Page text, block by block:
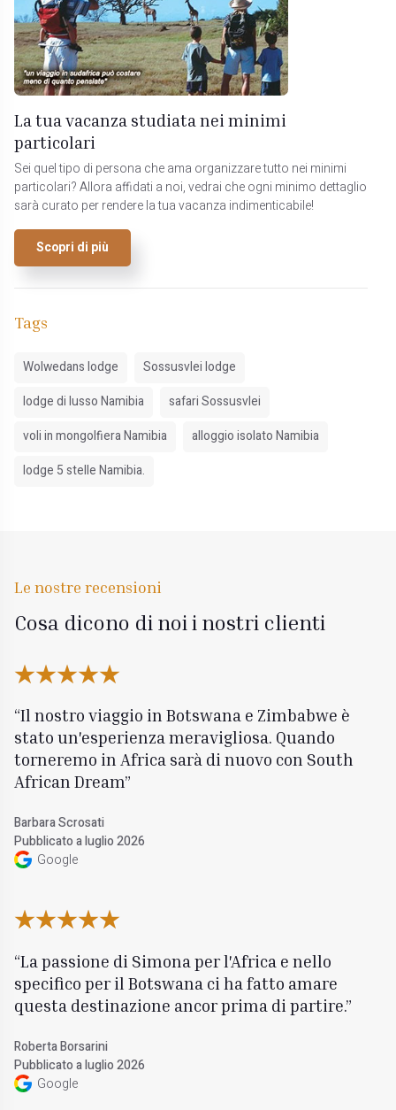
La tua vacanza studiata nei minimi
particolari
Sei quel tipo di persona che ama organizzare tutto nei minimi
particolari? Allora affidati a noi, vedrai che ogni minimo dettaglio
sarà curato per rendere la tua vacanza indimenticabile!
Scopri di più
Tags
Wolwedans lodge
Sossusvlei lodge
lodge di lusso Namibia
safari Sossusvlei
voli in mongolfiera Namibia
alloggio isolato Namibia
lodge 5 stelle Namibia.
Le nostre recensioni
Cosa dicono di noi i nostri clienti
Il nostro viaggio in Botswana e Zimbabwe è
stato un'esperienza meravigliosa. Quando
torneremo in Africa sarà di nuovo con South
African Dream
Barbara Scrosati
Pubblicato a luglio 2026
Google
La passione di Simona per l'Africa e nello
specifico per il Botswana ci ha fatto amare
questa destinazione ancor prima di partire.
Roberta Borsarini
Pubblicato a luglio 2026
Google